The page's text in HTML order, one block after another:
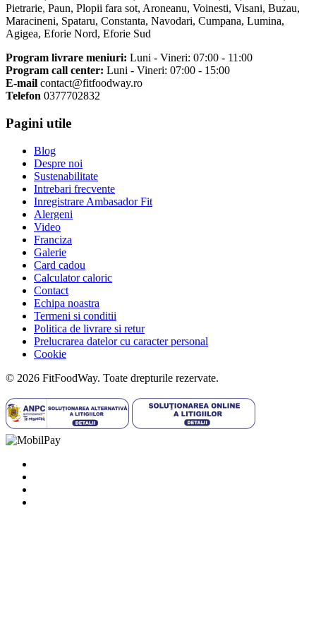
Pietrarie, Paun, Plopii fara sot, Aroneanu, Voinesti, Visani, Buzau,
Maracineni, Spataru, Constanta, Navodari, Cumpana, Lumina,
Agigea, Eforie Nord, Eforie Sud
Program livrare meniuri: Luni - Vineri: 07:00 - 11:00
Program call center: Luni - Vineri: 07:00 - 15:00
E-mail contact@fitfoodway.ro
Telefon 0377702832
Pagini utile
Blog
Despre noi
Sustenabilitate
Intrebari frecvente
Inregistrare Ambasador Fit
Alergeni
Video
Franciza
Galerie
Card cadou
Calculator caloric
Contact
Echipa noastra
Termeni si conditii
Politica de livrare si retur
Prelucrarea datelor cu caracter personal
Cookie
© 2026 FitFoodWay. Toate drepturile rezervate.